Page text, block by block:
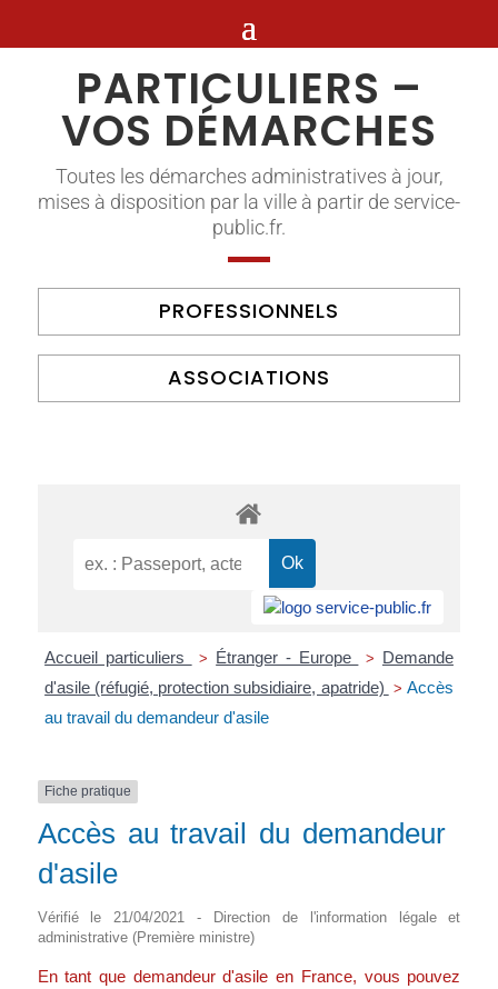
PARTICULIERS –
VOS DÉMARCHES
Toutes les démarches administratives à jour,
mises à disposition par la ville à partir de service-
public.fr.
PROFESSIONNELS
ASSOCIATIONS
Accueil particuliers > Étranger - Europe > Demande
d'asile (réfugié, protection subsidiaire, apatride) > Accès
au travail du demandeur d'asile
Fiche pratique
Accès au travail du demandeur
d'asile
Vérifié le 21/04/2021 - Direction de l'information légale et
administrative (Première ministre)
En tant que demandeur d'asile en France, vous pouvez